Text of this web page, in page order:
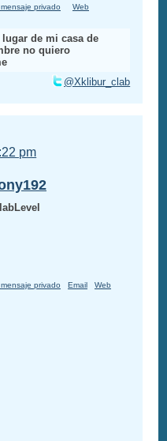
privado Web
lugar de mi casa de
no quiero
@Xklibur_clab
pm
privado Email Web